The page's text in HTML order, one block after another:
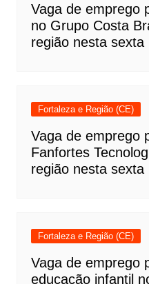
Vaga de emprego
no Grupo Costa
região nesta sexta
Fortaleza e Região (CE)
Vaga de emprego
Fanfortes
região nesta sexta
Fortaleza e Região (CE)
Vaga de emprego
educação infantil